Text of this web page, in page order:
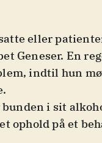
eller
Geneser. En
indtil hun
.
i sit
ophold på et